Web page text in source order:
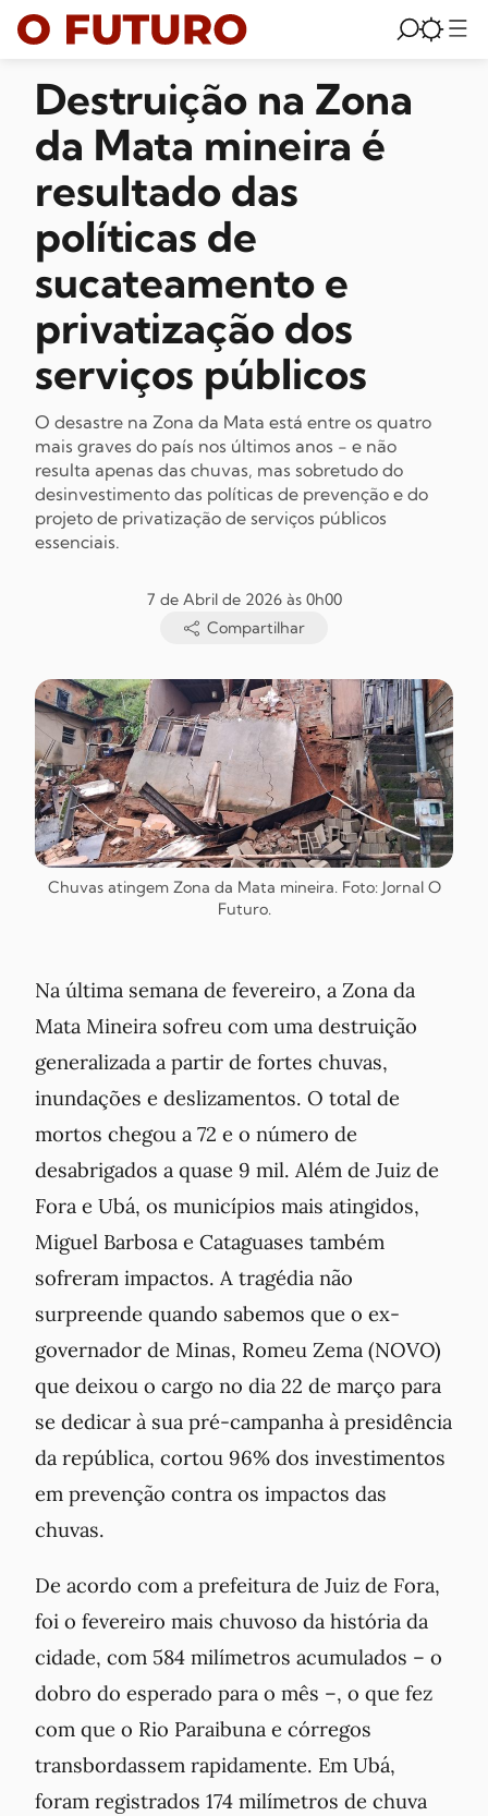
Destruição na Zona
da Mata mineira é
resultado das
políticas de
sucateamento e
privatização dos
serviços públicos
O desastre na Zona da Mata está entre os quatro
mais graves do país nos últimos anos - e não
resulta apenas das chuvas, mas sobretudo do
desinvestimento das políticas de prevenção e do
projeto de privatização de serviços públicos
essenciais.
7 de Abril de 2026 às 0h00
Compartilhar
Chuvas atingem Zona da Mata mineira. Foto: Jornal O
Futuro.
Na última semana de fevereiro, a Zona da
Mata Mineira sofreu com uma destruição
generalizada a partir de fortes chuvas,
inundações e deslizamentos. O total de
mortos chegou a 72 e o número de
desabrigados a quase 9 mil. Além de Juiz de
Fora e Ubá, os municípios mais atingidos,
Miguel Barbosa e Cataguases também
sofreram impactos. A tragédia não
surpreende quando sabemos que o ex-
governador de Minas, Romeu Zema (NOVO)
que deixou o cargo no dia 22 de março para
se dedicar à sua pré-campanha à presidência
da república, cortou 96% dos investimentos
em prevenção contra os impactos das
chuvas.
De acordo com a prefeitura de Juiz de Fora,
foi o fevereiro mais chuvoso da história da
cidade, com 584 milímetros acumulados – o
dobro do esperado para o mês –, o que fez
com que o Rio Paraibuna e córregos
transbordassem rapidamente. Em Ubá,
foram registrados 174 milímetros de chuva